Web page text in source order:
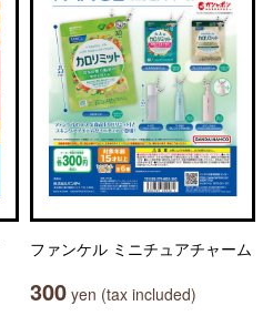
ファンケル ミニチュアチャーム
300 yen (tax included)